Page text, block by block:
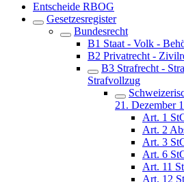
Entscheide RBOG
Gesetzesregister
Bundesrecht
B1 Staat - Volk -
B2 Privatrecht -
B3 Strafrecht -
Strafvollzug
21. Dezember
Art. 1
Art. 2
Art. 3
Art. 6
Art. 11
Art. 12